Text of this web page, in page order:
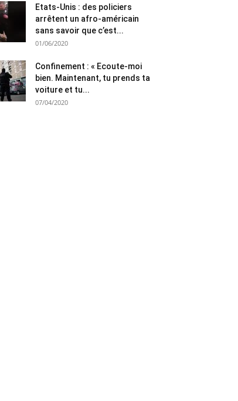
Etats-Unis : des policiers
arrêtent un afro-américain
sans savoir que c’est...
01/06/2020
Confinement : « Ecoute-moi
bien. Maintenant, tu prends ta
voiture et tu...
07/04/2020